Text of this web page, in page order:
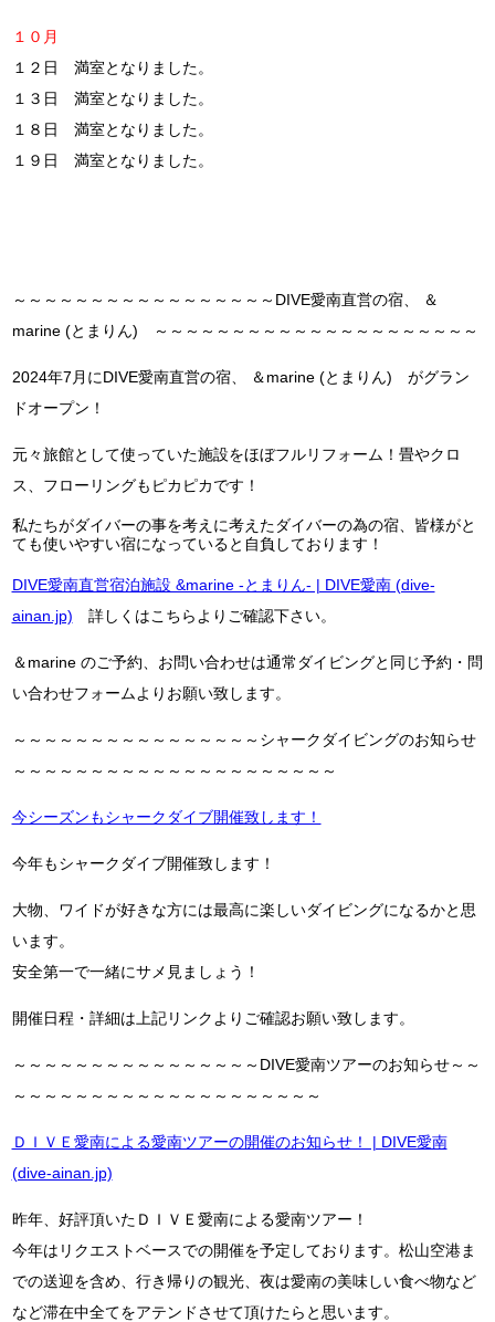
１０月
１２日 満室となりました。
１３日 満室となりました。
１８日 満室となりました。
１９日 満室となりました。
～～～～～～～～～～～～～～～～～DIVE愛南直営の宿、 ＆
marine (とまりん) ～～～～～～～～～～～～～～～～～～～～～
2024年7月にDIVE愛南直営の宿、 ＆marine (とまりん) がグラン
ドオープン！
元々旅館として使っていた施設をほぼフルリフォーム！畳やクロ
ス、フローリングもピカピカです！
私たちがダイバーの事を考えに考えたダイバーの為の宿、皆様がと
ても使いやすい宿になっていると自負しております！
DIVE愛南直営宿泊施設 &marine -とまりん- | DIVE愛南 (dive-
ainan.jp) 詳しくはこちらよりご確認下さい。
＆marine のご予約、お問い合わせは通常ダイビングと同じ予約・問
い合わせフォームよりお願い致します。
～～～～～～～～～～～～～～～～シャークダイビングのお知らせ
～～～～～～～～～～～～～～～～～～～～～
今シーズンもシャークダイブ開催致します！
今年もシャークダイブ開催致します！
大物、ワイドが好きな方には最高に楽しいダイビングになるかと思
います。
安全第一で一緒にサメ見ましょう！
開催日程・詳細は上記リンクよりご確認お願い致します。
～～～～～～～～～～～～～～～～DIVE愛南ツアーのお知らせ～～
～～～～～～～～～～～～～～～～～～～～
ＤＩＶＥ愛南による愛南ツアーの開催のお知らせ！ | DIVE愛南
(dive-ainan.jp)
昨年、好評頂いたＤＩＶＥ愛南による愛南ツアー！
今年はリクエストベースでの開催を予定しております。松山空港ま
での送迎を含め、行き帰りの観光、夜は愛南の美味しい食べ物など
など滞在中全てをアテンドさせて頂けたらと思います。